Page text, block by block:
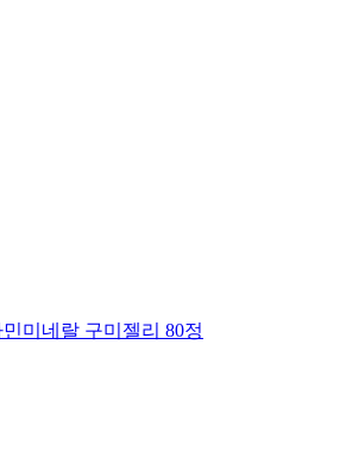
미네랄 구미젤리 80정